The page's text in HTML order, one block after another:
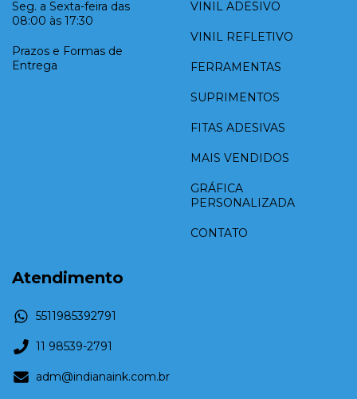
Seg. a Sexta-feira das
08:00 às 17:30
Prazos e Formas de
Entrega
VINIL ADESIVO
VINIL REFLETIVO
FERRAMENTAS
SUPRIMENTOS
FITAS ADESIVAS
MAIS VENDIDOS
GRÁFICA
PERSONALIZADA
CONTATO
Atendimento
5511985392791
11 98539-2791
adm@indianaink.com.br